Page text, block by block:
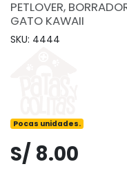
PETLOVER,
GATO KAWAII
SKU: 4444
Pocas unidades.
S/ 8.00